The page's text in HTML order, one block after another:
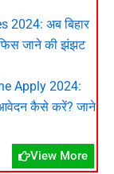
2024: अब बिहार
जाने की झंझट
Apply 2024:
आवेदन कैसे करें? जाने
View More